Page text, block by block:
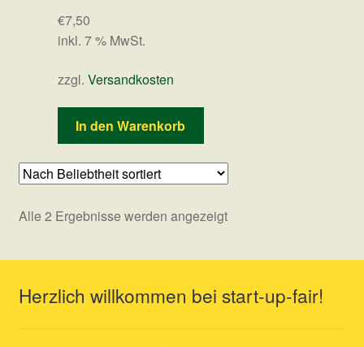
€7,50
inkl. 7 % MwSt.
zzgl. Versandkosten
In den Warenkorb
Alle 2 Ergebnisse werden angezeigtNach
sortiert
Herzlich willkommen bei start-up-fair!